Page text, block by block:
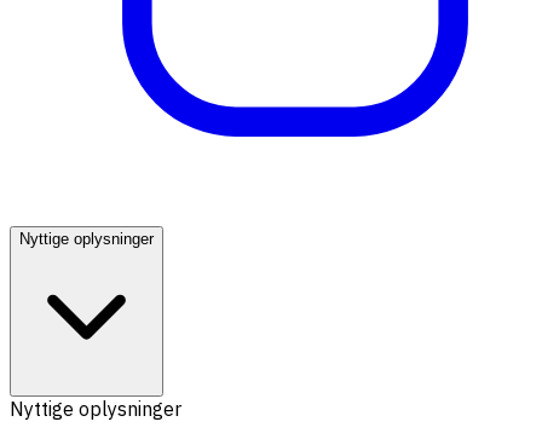
Nyttige oplysninger
Nyttige oplysninger